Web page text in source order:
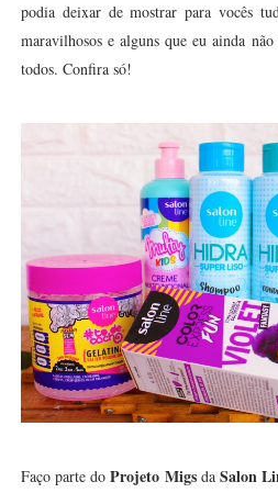
podia deixar de mostrar para vocês
maravilhosos e alguns que eu ainda
todos. Confira só!
Faço parte doProjeto MigsdaSalon